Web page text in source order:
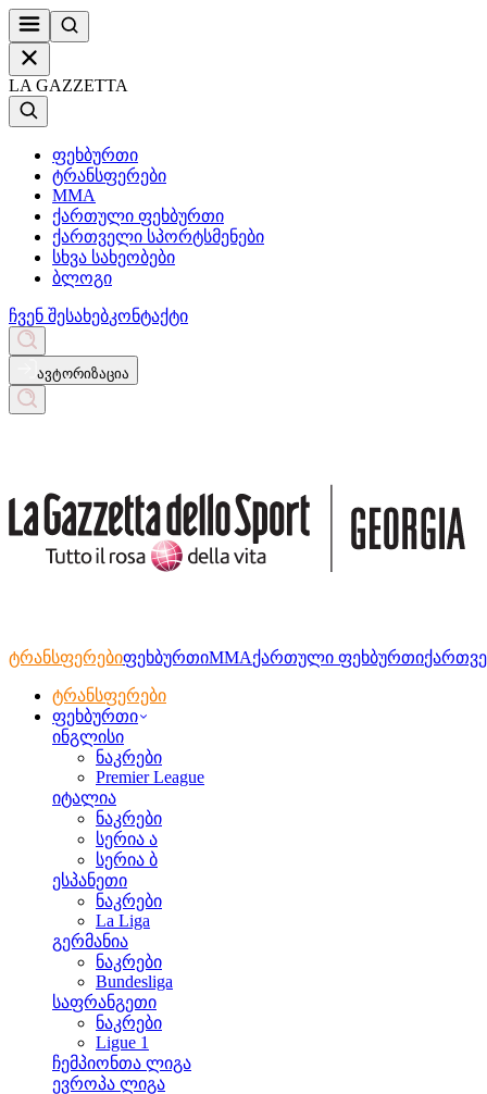
LA GAZZETTA
ფეხბურთი
ტრანსფერები
MMA
ქართული ფეხბურთი
ქართველი სპორტსმენები
სხვა სახეობები
ბლოგი
ჩვენ შესახებკონტაქტი
ავტორიზაცია
ტრანსფერებიფეხბურთიMMAქართული ფეხბურთი
ტრანსფერები
ფეხბურთი
ინგლისი
ნაკრები
Premier League
იტალია
ნაკრები
სერია ა
სერია ბ
ესპანეთი
ნაკრები
La Liga
გერმანია
ნაკრები
Bundesliga
საფრანგეთი
ნაკრები
Ligue 1
ჩემპიონთა ლიგა
ევროპა ლიგა